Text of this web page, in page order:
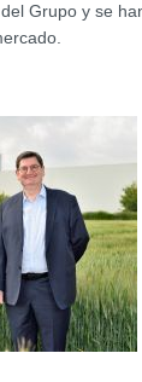
Grupo y se